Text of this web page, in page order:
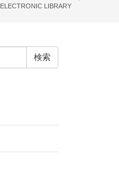
ELECTRONIC LIBRARY